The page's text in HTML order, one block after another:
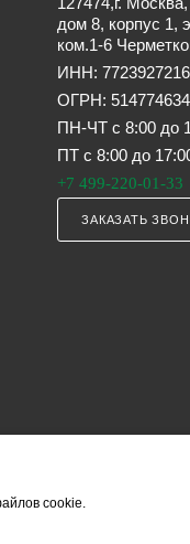
дом 8, корпус 1,
ком.1-6
ИНН: 7723927216
ОГРН:
ПН-ЧТ с 8:00 до
ПТ с 8:00 до
+7 499-220-01-33
ЗАКАЗАТЬ
со ст. 435 ГК РФ).
менеджером и
cookie.